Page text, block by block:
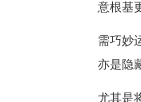
意根基
需巧妙
亦是隐
尤其是